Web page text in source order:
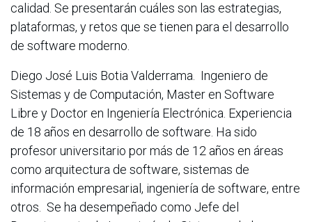
calidad. Se presentarán cuáles son las estrategias,
plataformas, y retos que se tienen para el desarrollo
de software moderno.
Diego José Luis Botia Valderrama. Ingeniero de
Sistemas y de Computación, Master en Software
Libre y Doctor en Ingeniería Electrónica. Experiencia
de 18 años en desarrollo de software. Ha sido
profesor universitario por más de 12 años en áreas
como arquitectura de software, sistemas de
información empresarial, ingeniería de software, entre
otros. Se ha desempeñado como Jefe del